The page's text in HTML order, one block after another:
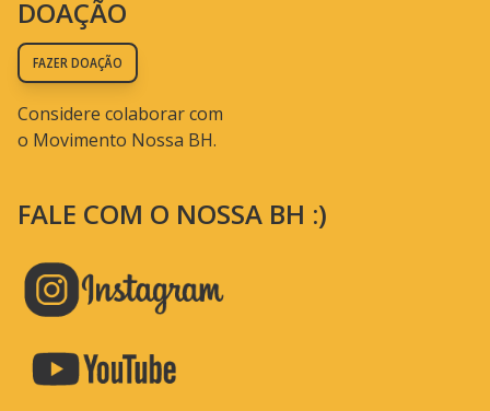
DOAÇÃO
FAZER DOAÇÃO
Considere colaborar com
o Movimento Nossa BH.
FALE COM O NOSSA BH :)